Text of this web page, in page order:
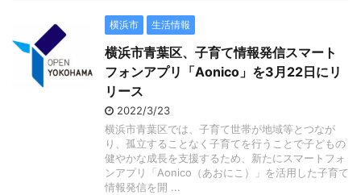
横浜市 生活情報
横浜市青葉区、子育て情報発信スマート
フォンアプリ「Aonico」を3月22日にリ
リース
2022/3/23
横浜市青葉区では、子育て世帯が地域等とつなが
り、孤立することなく子育てを行うことで子どもの
健やかな成長を支援するため、新たにスマートフォ
ンアプリ「Aonico（あおにこ）」を活用した子育て
情報発信を開 ...